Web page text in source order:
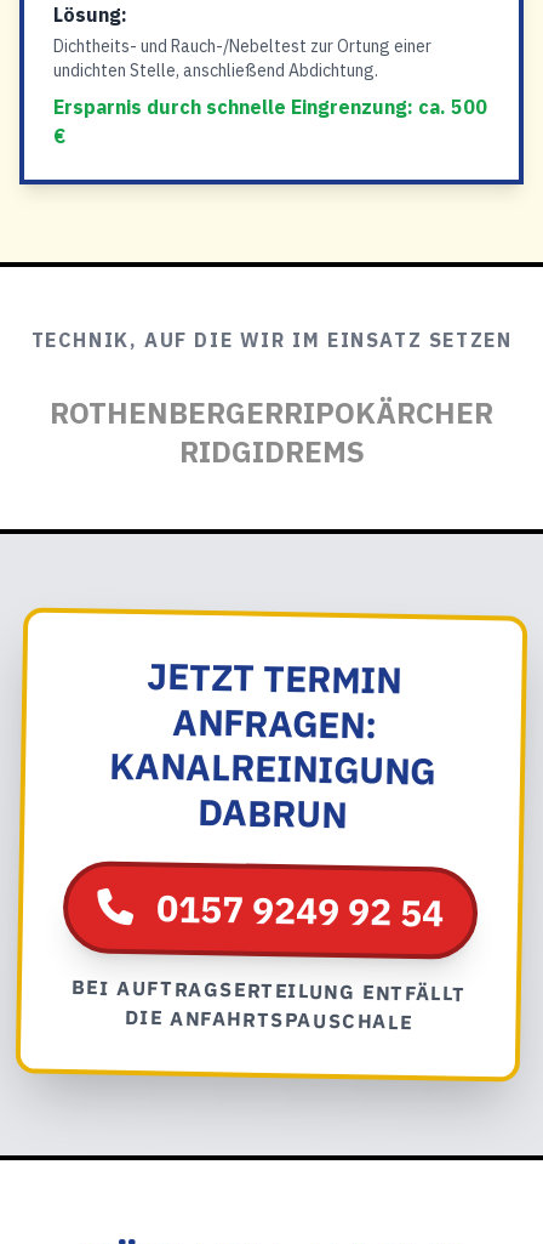
Lösung:
Dichtheits- und Rauch-/Nebeltest zur Ortung einer
undichten Stelle, anschließend Abdichtung.
Ersparnis durch schnelle Eingrenzung: ca. 500
€
TECHNIK, AUF DIE WIR IM EINSATZ SETZEN
ROTHENBERGERRIPOKÄRCHER
RIDGIDREMS
JETZT TERMIN
ANFRAGEN:
KANALREINIGUNG
DABRUN
0157 9249 92 54
BEI AUFTRAGSERTEILUNG ENTFÄLLT
DIE ANFAHRTSPAUSCHALE